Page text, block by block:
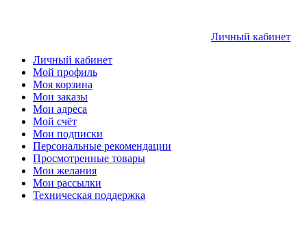
Личный кабинет
Личный кабинет
Мой профиль
Моя корзина
Мои заказы
Мои адреса
Мой счёт
Мои подписки
Персональные рекомендации
Просмотренные товары
Мои желания
Мои рассылки
Техническая поддержка